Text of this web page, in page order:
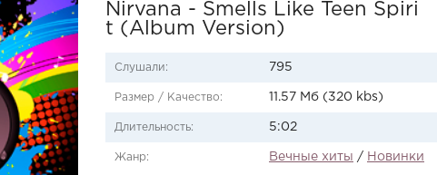
Nirvana - Smells Like Teen Spiri
t (Album Version)
Слушали: 795
Размер / Качество: 11.57 Мб (320 kbs)
Длительность: 5:02
Жанр: Вечные хиты / Новинки